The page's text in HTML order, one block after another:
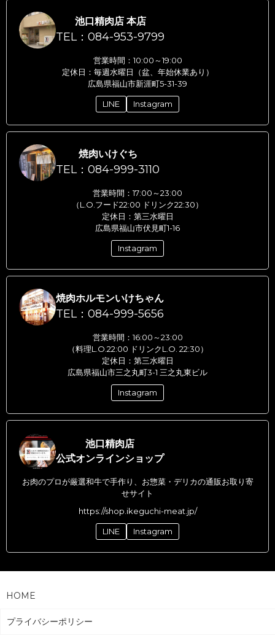
池口精肉店 本店
TEL：084-953-9799
営業時間：10:00～19:00
定休日：毎週水曜日（盆、年始休業あり）
広島県福山市新涯町5-31-39
LINE Instagram
焼肉いけぐち
TEL：084-999-3110
営業時間：17:00～23:00
（L.O.フード22:00 ドリンク22:30）
定休日：第三水曜日
広島県福山市伏見町1-16
Instagram
焼肉ホルモンいけちゃん
TEL：084-999-5656
営業時間：16:00～23:00
（料理L.O.22:00 ドリンクL.O. 22:30）
定休日：第三水曜日
広島県福山市三之丸町3-1 三之丸東ビル
Instagram
池口精肉店
公式オンラインショップ
お肉のプロが厳選和牛で手作り、お惣菜・デリカの通販お取り寄
せサイト
https://shop.ikeguchi-meat.jp/
LINE Instagram
HOME
プライバシーポリシー